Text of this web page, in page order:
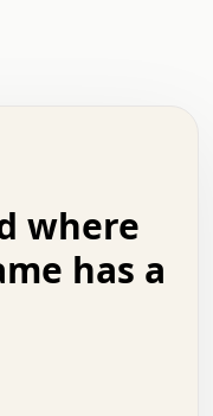
.   .   +   .   .
.   .   .   :   .
.   .   .   .   +
.   o   .   .
.   :   .   .   o
o   .   .   .
.   .   .   .
.   x   .   .
where
has a